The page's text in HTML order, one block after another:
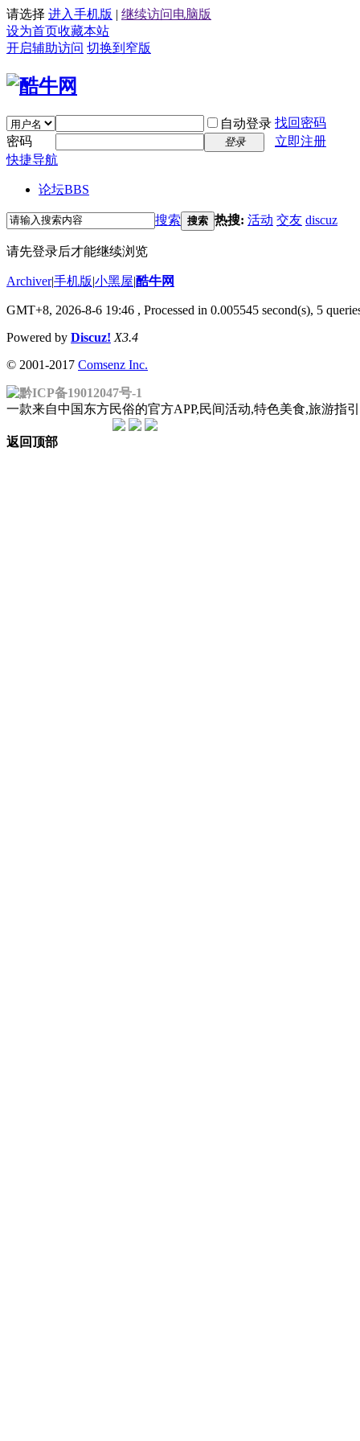
请选择 进入手机版 | 继续访问电脑版
设为首页收藏本站
开启辅助访问 切换到窄版
自动登录 找回密码
密码
登录
立即注册
快捷导航
论坛BBS
搜索 搜索 热搜: 活动 交友 discuz
请先登录后才能继续浏览
Archiver|手机版|小黑屋|酷牛网
GMT+8, 2026-8-6 19:46 , Processed in 0.005545 second(s), 5
Powered by Discuz! X3.4
© 2001-2017 Comsenz Inc.
黔ICP备19012047号-1
一款来自中国东方民俗的官方APP,民间活动,特色美食,旅游
返回顶部